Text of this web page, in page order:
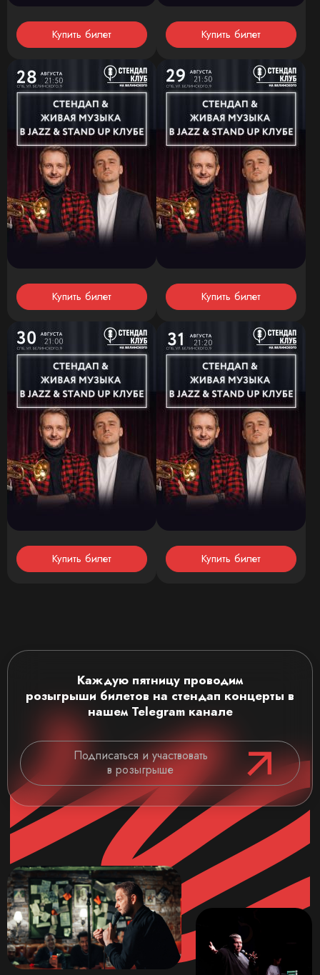
Купить билет Купить билет
Купить билет Купить билет
Купить билет Купить билет
Каждую пятницу проводим
розыгрыши билетов на стендап концерты в
нашем Telegram канале
Подписаться и участвовать
в розыгрыше